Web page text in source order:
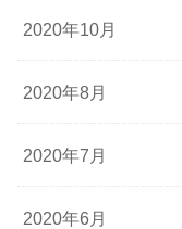
2020年10月
2020年8月
2020年7月
2020年6月